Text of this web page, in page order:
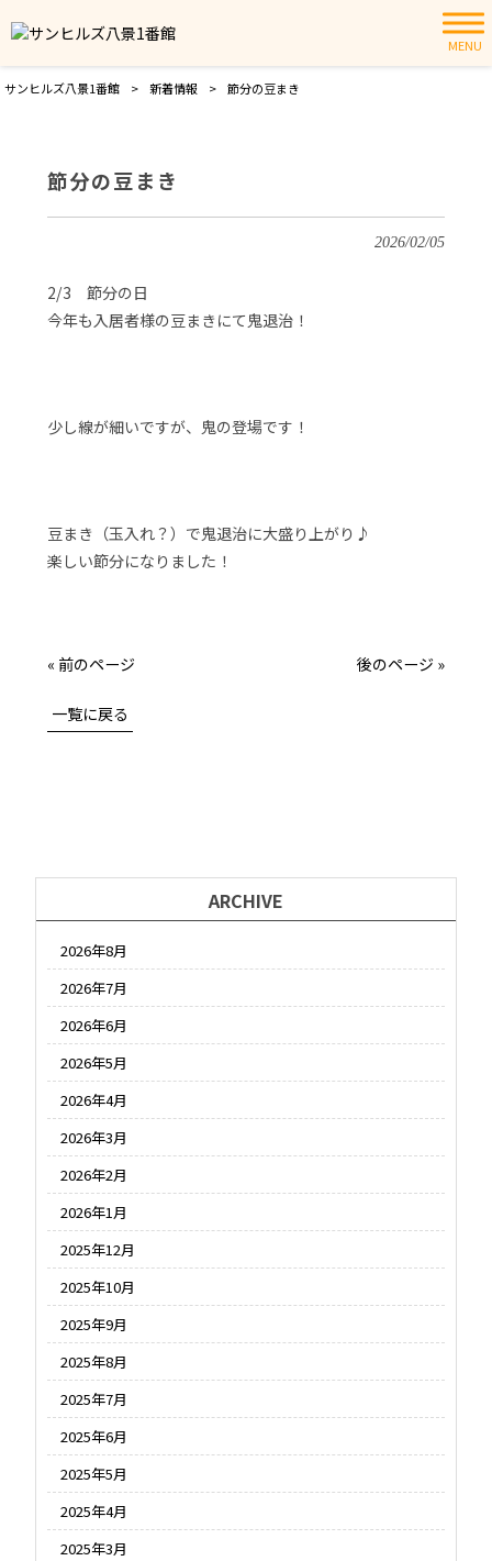
MENU
サンヒルズ八景1番館 > 新着情報 > 節分の豆まき
節分の豆まき
2026/02/05
2/3 節分の日
今年も入居者様の豆まきにて鬼退治！
少し線が細いですが、鬼の登場です！
豆まき（玉入れ？）で鬼退治に大盛り上がり♪
楽しい節分になりました！
« 前のページ 後のページ »
一覧に戻る
ARCHIVE
2026年8月
2026年7月
2026年6月
2026年5月
2026年4月
2026年3月
2026年2月
2026年1月
2025年12月
2025年10月
2025年9月
2025年8月
2025年7月
2025年6月
2025年5月
2025年4月
2025年3月